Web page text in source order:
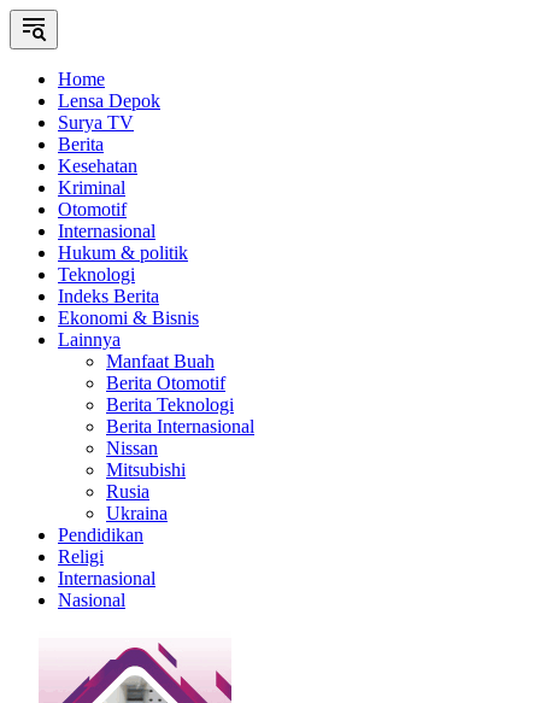
Home
Lensa Depok
Surya TV
Berita
Kesehatan
Kriminal
Otomotif
Internasional
Hukum & politik
Teknologi
Indeks Berita
Ekonomi & Bisnis
Lainnya
Manfaat Buah
Berita Otomotif
Berita Teknologi
Berita Internasional
Nissan
Mitsubishi
Rusia
Ukraina
Pendidikan
Religi
Internasional
Nasional